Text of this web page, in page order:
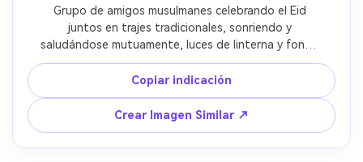
Grupo de amigos musulmanes celebrando el Eid
juntos en trajes tradicionales, sonriendo y
saludándose mutuamente, luces de linterna y fondo
de arquitectura de mezquita, ambiente festivo
Copiar indicación
Crear Imagen Similar ↗